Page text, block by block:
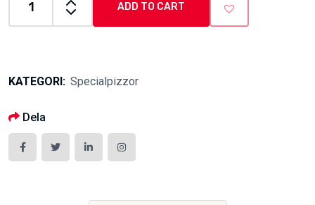
Merdo
ADD TO CART
KATEGORI: Specialpizzor
Dela